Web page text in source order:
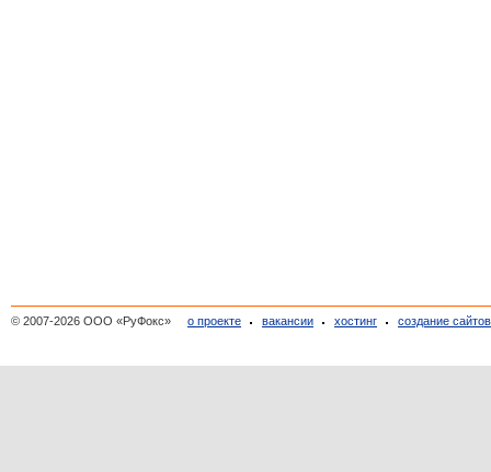
© 2007-2026 ООО «РуФокс» о проекте вакансии хостинг создание сайтов